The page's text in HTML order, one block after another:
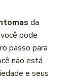
da
pode
passo para
não está
e seus